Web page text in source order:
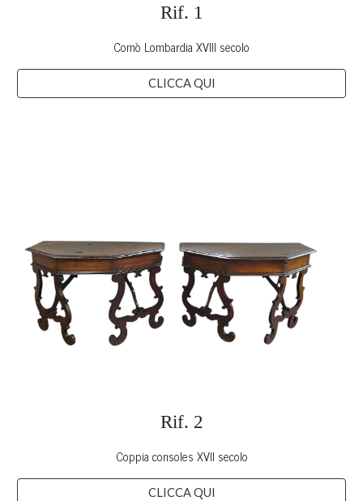
Rif. 1
Comò Lombardia XVIII secolo
CLICCA QUI
Rif. 2
Coppia consoles XVII secolo
CLICCA QUI